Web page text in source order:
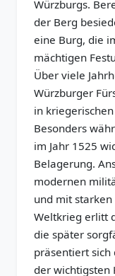
Würzburgs.
der Berg
eine Burg, die
mächtigen
Über viele
Würzburger
in
Besonders
im Jahr 1525
Belagerung.
modernen
und mit
Weltkrieg erlitt
die später
präsentiert sich
der wichtigsten